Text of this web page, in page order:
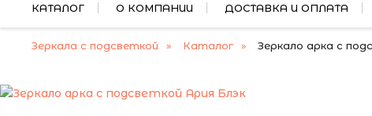
КАТАЛОГ О КОМПАНИИ ДОСТАВКА И ОПЛАТА
Зеркала с подсветкой Каталог Зеркало арка с